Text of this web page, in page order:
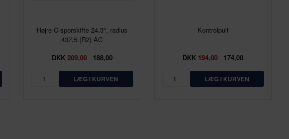
Højre C-sporskifte 24,3°, radius
437,5 (R2) AC
DKK 209,00 188,00
Kontrolpult
DKK194,00 174,00